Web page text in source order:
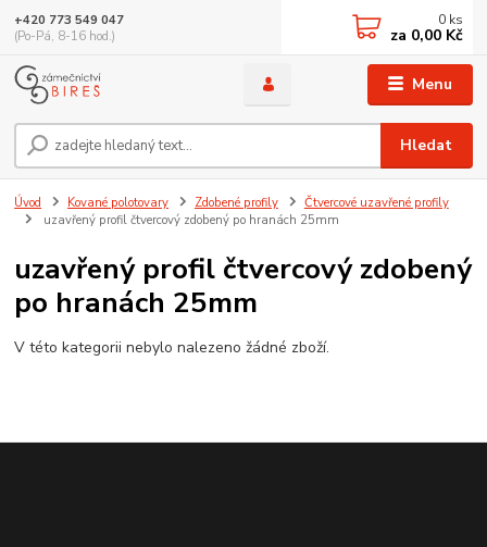
Menu
Hledat
+420 773 549 047
(Po-Pá, 8-16 hod.)
0 ks
za 0,00 Kč
Úvod Kované polotovary Zdobené profily
Čtvercové uzavřené profily
uzavřený profil čtvercový zdobený po hranách 25mm
uzavřený profil čtvercový zdobený
po hranách 25mm
V této kategorii nebylo nalezeno žádné zboží.